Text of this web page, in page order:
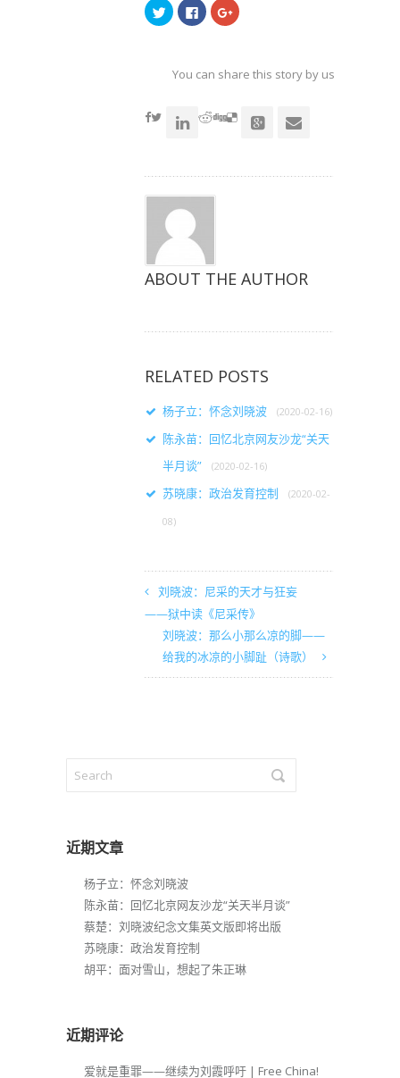
点
击
共
享
窗
口
点
击
共
享
窗
口
点
击
共
享
窗
口
You can share this story by using your
ABOUT THE AUTHOR
RELATED POSTS
杨子立：怀念刘晓波 (2020-02-16)
陈永苗：回忆北京网友沙龙“关天
半月谈”
(2020-02-16)
苏晓康：政治发育控制 (2020-02-
08)
刘晓波：尼采的天才与狂妄
——狱中读《尼采传》
刘晓波：那么小那么凉的脚——
给我的冰凉的小脚趾（诗歌）
近期文章
杨子立：怀念刘晓波
陈永苗：回忆北京网友沙龙“关天半月谈”
蔡楚：刘晓波纪念文集英文版即将出版
苏晓康：政治发育控制
胡平：面对雪山，想起了朱正琳
近期评论
爱就是重罪——继续为刘霞呼吁 | Free China!